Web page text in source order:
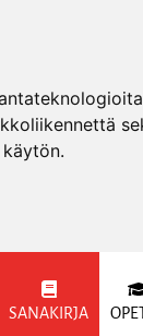
SANAKIRJA